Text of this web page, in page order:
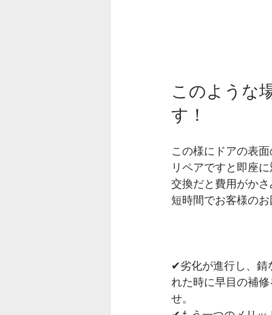
このような
す！
この様にドアの表
リペアですと即座
交換だと費用がか
短時間でお客様の
✔︎劣化が進行し、錆
れた時に早目の補
せ。